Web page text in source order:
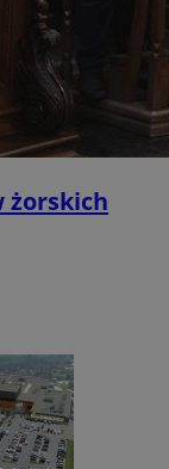
żorskich